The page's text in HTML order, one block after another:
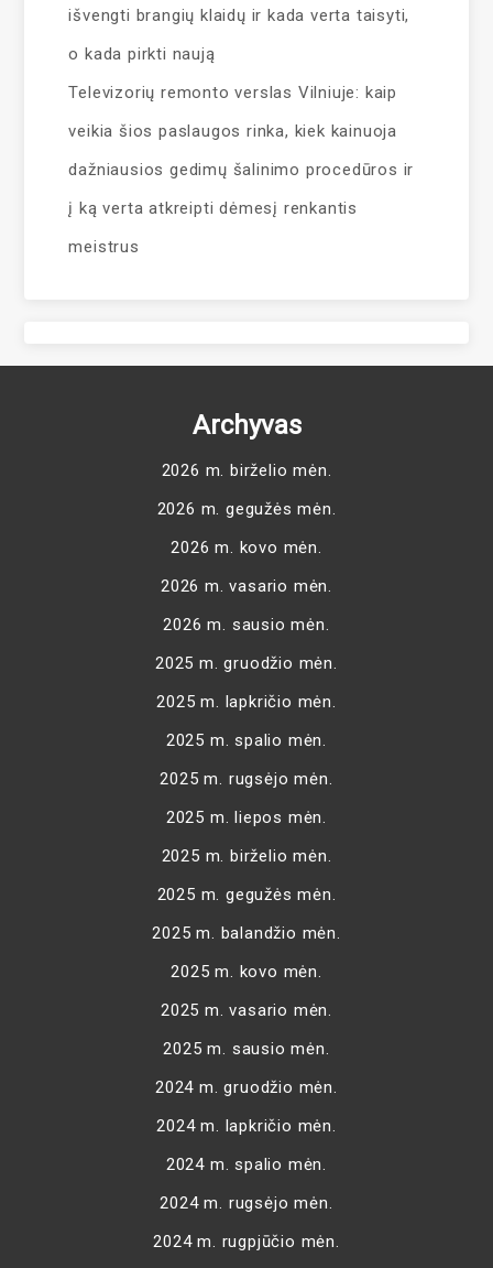
išvengti brangių klaidų ir kada verta taisyti,
o kada pirkti naują
Televizorių remonto verslas Vilniuje: kaip
veikia šios paslaugos rinka, kiek kainuoja
dažniausios gedimų šalinimo procedūros ir
į ką verta atkreipti dėmesį renkantis
meistrus
Archyvas
2026 m. birželio mėn.
2026 m. gegužės mėn.
2026 m. kovo mėn.
2026 m. vasario mėn.
2026 m. sausio mėn.
2025 m. gruodžio mėn.
2025 m. lapkričio mėn.
2025 m. spalio mėn.
2025 m. rugsėjo mėn.
2025 m. liepos mėn.
2025 m. birželio mėn.
2025 m. gegužės mėn.
2025 m. balandžio mėn.
2025 m. kovo mėn.
2025 m. vasario mėn.
2025 m. sausio mėn.
2024 m. gruodžio mėn.
2024 m. lapkričio mėn.
2024 m. spalio mėn.
2024 m. rugsėjo mėn.
2024 m. rugpjūčio mėn.